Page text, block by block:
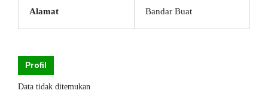
Alamat Bandar Buat
Profil
Data tidak ditemukan